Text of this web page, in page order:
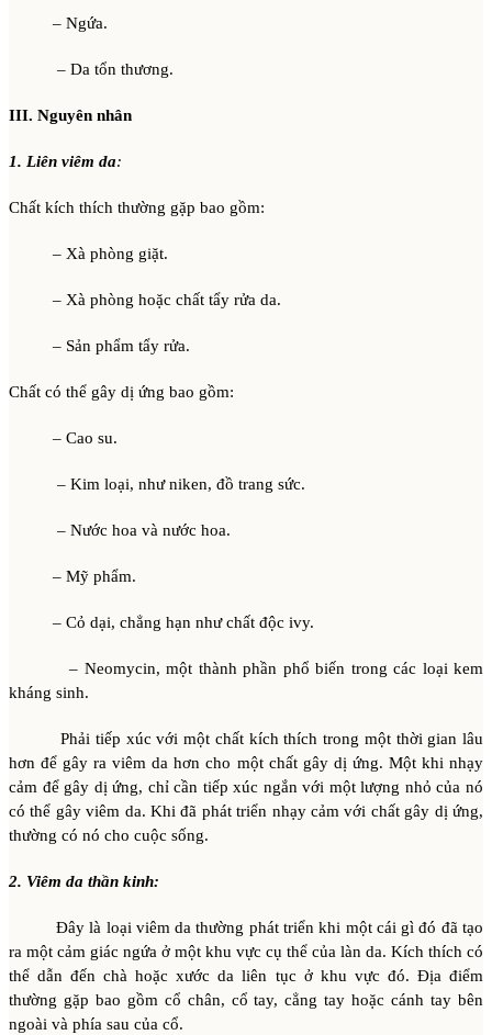
– Ngứa.
– Da tổn thương.
III. Nguyên nhân
1. Liên viêm da:
Chất kích thích thường gặp bao gồm:
– Xà phòng giặt.
– Xà phòng hoặc chất tẩy rửa da.
– Sản phẩm tẩy rửa.
Chất có thể gây dị ứng bao gồm:
– Cao su.
– Kim loại, như niken, đồ trang sức.
– Nước hoa và nước hoa.
– Mỹ phẩm.
– Cỏ dại, chẳng hạn như chất độc ivy.
– Neomycin, một thành phần phổ biến trong các loại kem
kháng sinh.
Phải tiếp xúc với một chất kích thích trong một thời gian lâu
hơn để gây ra viêm da hơn cho một chất gây dị ứng. Một khi nhạy
cảm để gây dị ứng, chỉ cần tiếp xúc ngắn với một lượng nhỏ của nó
có thể gây viêm da. Khi đã phát triển nhạy cảm với chất gây dị ứng,
thường có nó cho cuộc sống.
2. Viêm da thần kinh:
Đây là loại viêm da thường phát triển khi một cái gì đó đã tạo
ra một cảm giác ngứa ở một khu vực cụ thể của làn da. Kích thích có
thể dẫn đến chà hoặc xước da liên tục ở khu vực đó. Địa điểm
thường gặp bao gồm cổ chân, cổ tay, cẳng tay hoặc cánh tay bên
ngoài và phía sau của cổ.